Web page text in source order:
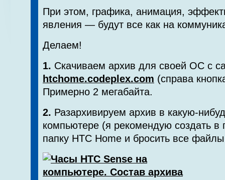
При этом, графика, анимация,
явления — будут все как на
Делаем!
1. Скачиваем архив для своей ОС с
htchome.codeplex.com (справа
Примерно 2 мегабайта.
2. Разархивируем архив в какую-
компьютере (я рекомендую создать в
папку HTC Home и бросить все